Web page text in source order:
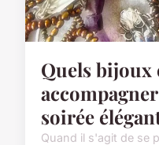
Quels
soirée
Quand il s'agit de se